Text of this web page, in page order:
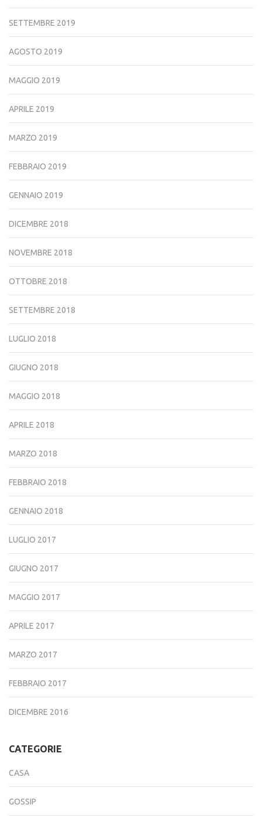
SETTEMBRE 2019
AGOSTO 2019
MAGGIO 2019
APRILE 2019
MARZO 2019
FEBBRAIO 2019
GENNAIO 2019
DICEMBRE 2018
NOVEMBRE 2018
OTTOBRE 2018
SETTEMBRE 2018
LUGLIO 2018
GIUGNO 2018
MAGGIO 2018
APRILE 2018
MARZO 2018
FEBBRAIO 2018
GENNAIO 2018
LUGLIO 2017
GIUGNO 2017
MAGGIO 2017
APRILE 2017
MARZO 2017
FEBBRAIO 2017
DICEMBRE 2016
CATEGORIE
CASA
GOSSIP